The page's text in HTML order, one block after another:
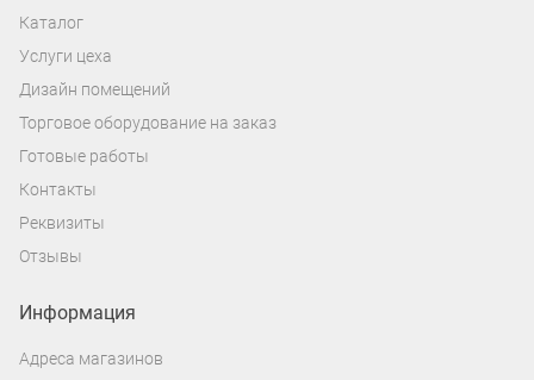
Каталог
Услуги цеха
Дизайн помещений
Торговое оборудование на заказ
Готовые работы
Контакты
Реквизиты
Отзывы
Информация
Адреса магазинов